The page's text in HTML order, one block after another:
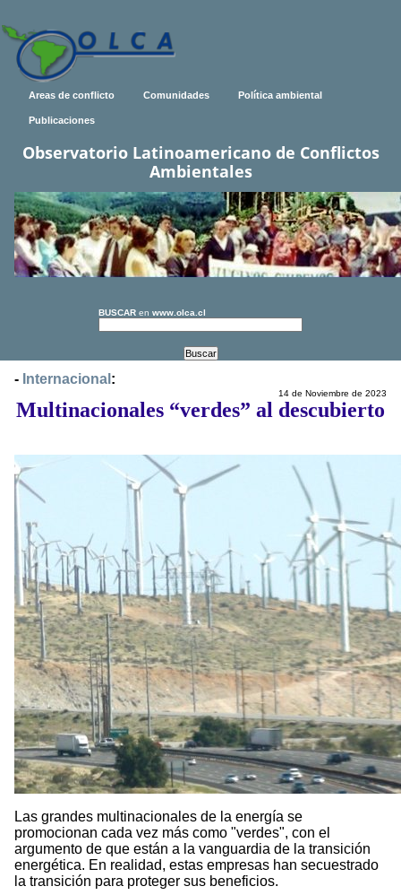
Areas de conflicto Comunidades Política ambiental
Publicaciones
Observatorio Latinoamericano de Conflictos
Ambientales
BUSCAR en www.olca.cl
- Internacional :
14 de Noviembre de 2023
Multinacionales “verdes” al descubierto
Las grandes multinacionales de la energía se
promocionan cada vez más como "verdes", con el
argumento de que están a la vanguardia de la transición
energética. En realidad, estas empresas han secuestrado
la transición para proteger sus beneficios.